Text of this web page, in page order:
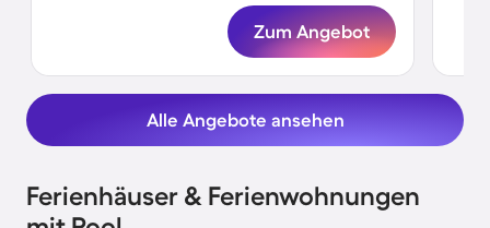
Zum Angebot
Alle Angebote ansehen
Ferienhäuser & Ferienwohnungen